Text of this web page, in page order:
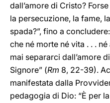
dall’amore di Cristo?
la persecuzione, la fame,
spada?”, fino a
che né morte né vita . . .
mai separarci dall’amore
Signore” (Rm 8, 22-39).
manifestata dalla
pedagogia di Dio: “È per